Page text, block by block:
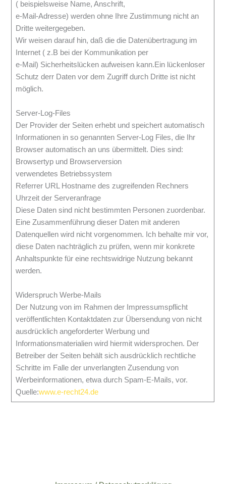
( beispielsweise Name, Anschrift,
e-Mail-Adresse) werden ohne Ihre Zustimmung nicht an
Dritte weitergegeben.
Wir weisen darauf hin, daß die die Datenübertragung im
Internet ( z.B bei der Kommunikation per
e-Mail) Sicherheitslücken aufweisen kann.Ein lückenloser
Schutz derr Daten vor dem Zugriff durch Dritte ist nicht
möglich.
Server-Log-Files
Der Provider der Seiten erhebt und speichert automatisch
Informationen in so genannten Server-Log Files, die Ihr
Browser automatisch an uns übermittelt. Dies sind:
Browsertyp und Browserversion
verwendetes Betriebssystem
Referrer URL Hostname des zugreifenden Rechners
Uhrzeit der Serveranfrage
Diese Daten sind nicht bestimmten Personen zuordenbar.
Eine Zusammenführung dieser Daten mit anderen
Datenquellen wird nicht vorgenommen. Ich behalte mir vor,
diese Daten nachträglich zu prüfen, wenn mir konkrete
Anhaltspunkte für eine rechtswidrige Nutzung bekannt
werden.
Widerspruch Werbe-Mails
Der Nutzung von im Rahmen der Impressumspflicht
veröffentlichten Kontaktdaten zur Übersendung von nicht
ausdrücklich angeforderter Werbung und
Informationsmaterialien wird hiermit widersprochen. Der
Betreiber der Seiten behält sich ausdrücklich rechtliche
Schritte im Falle der unverlangten Zusendung von
Werbeinformationen, etwa durch Spam-E-Mails, vor.
Quelle:www.e-recht24.de